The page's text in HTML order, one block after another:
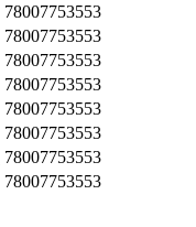
78007753553
78007753553
78007753553
78007753553
78007753553
78007753553
78007753553
78007753553